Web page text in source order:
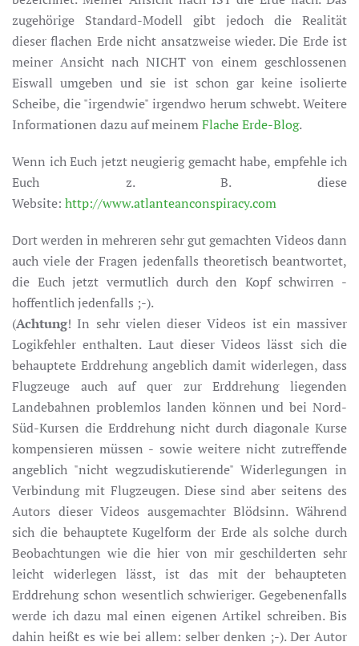
zugehörige Standard-Modell gibt jedoch die Realität
dieser flachen Erde nicht ansatzweise wieder. Die Erde ist
meiner Ansicht nach NICHT von einem geschlossenen
Eiswall umgeben und sie ist schon gar keine isolierte
Scheibe, die "irgendwie" irgendwo herum schwebt. Weitere
Informationen dazu auf meinemFlache Erde-Blog.
Wenn ich Euch jetzt neugierig gemacht habe, empfehle ich
Euch z. B. diese
Website: http://www.atlanteanconspiracy.com
Dort werden in mehreren sehr gut gemachten Videos dann
auch viele der Fragen jedenfalls theoretisch beantwortet,
die Euch jetzt vermutlich durch den Kopf schwirren -
hoffentlich jedenfalls ;-).
(Achtung! In sehr vielen dieser Videos ist ein massiver
Logikfehler enthalten. Laut dieser Videos lässt sich die
behauptete Erddrehung angeblich damit widerlegen, dass
Flugzeuge auch auf quer zur Erddrehung liegenden
Landebahnen problemlos landen können und bei Nord-
Süd-Kursen die Erddrehung nicht durch diagonale Kurse
kompensieren müssen - sowie weitere nicht zutreffende
angeblich "nicht wegzudiskutierende" Widerlegungen in
Verbindung mit Flugzeugen. Diese sind aber seitens des
Autors dieser Videos ausgemachter Blödsinn. Während
sich die behauptete Kugelform der Erde als solche durch
Beobachtungen wie die hier von mir geschilderten sehr
leicht widerlegen lässt, ist das mit der behaupteten
Erddrehung schon wesentlich schwieriger. Gegebenenfalls
werde ich dazu mal einen eigenen Artikel schreiben. Bis
dahin heißt es wie bei allem: selber denken ;-). Der Autor